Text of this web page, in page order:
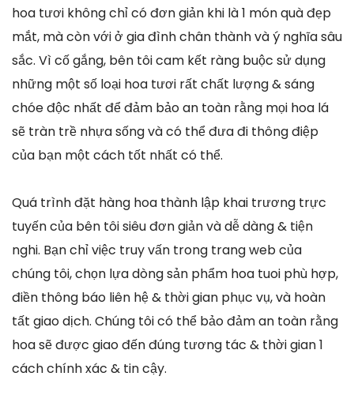
hoa tươi không chỉ có đơn giản khi là 1 món quà đẹp
mắt, mà còn với ở gia đình chân thành và ý nghĩa sâu
sắc. Vì cố gắng, bên tôi cam kết ràng buộc sử dụng
những một số loại hoa tươi rất chất lượng & sáng
chóe độc nhất để đảm bảo an toàn rằng mọi hoa lá
sẽ tràn trề nhựa sống và có thể đưa đi thông điệp
của bạn một cách tốt nhất có thể.
Quá trình đặt hàng hoa thành lập khai trương trực
tuyến của bên tôi siêu đơn giản và dễ dàng & tiện
nghi. Bạn chỉ việc truy vấn trong trang web của
chúng tôi, chọn lựa dòng sản phẩm hoa tuoi phù hợp,
điền thông báo liên hệ & thời gian phục vụ, và hoàn
tất giao dịch. Chúng tôi có thể bảo đảm an toàn rằng
hoa sẽ được giao đến đúng tương tác & thời gian 1
cách chính xác & tin cậy.